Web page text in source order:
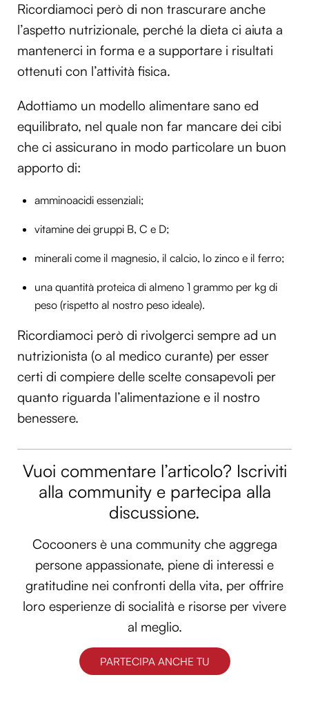
Ricordiamoci però di non trascurare anche
l’aspetto nutrizionale, perché la dieta ci aiuta a
mantenerci in forma e a supportare i risultati
ottenuti con l’attività fisica.
Adottiamo un modello alimentare sano ed
equilibrato, nel quale non far mancare dei cibi
che ci assicurano in modo particolare un buon
apporto di:
amminoacidi essenziali;
vitamine dei gruppi B, C e D;
minerali come il magnesio, il calcio, lo zinco e il ferro;
una quantità proteica di almeno 1 grammo per kg di
peso (rispetto al nostro peso ideale).
Ricordiamoci però di rivolgerci sempre ad un
nutrizionista (o al medico curante) per esser
certi di compiere delle scelte consapevoli per
quanto riguarda l’alimentazione e il nostro
benessere.
Vuoi commentare l’articolo? Iscriviti
alla community e partecipa alla
discussione.
Cocooners è una community che aggrega
persone appassionate, piene di interessi e
gratitudine nei confronti della vita, per offrire
loro esperienze di socialità e risorse per vivere
al meglio.
PARTECIPA ANCHE TU